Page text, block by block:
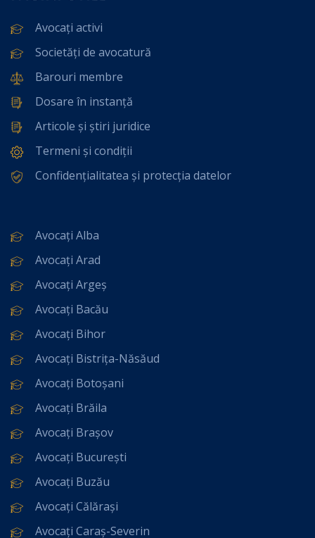
Avocați activi
Societăți de avocatură
Barouri membre
Dosare în instanță
Articole și știri juridice
Termeni și condiții
Confidențialitatea și protecția datelor
Avocați Alba
Avocați Arad
Avocați Argeș
Avocați Bacău
Avocați Bihor
Avocați Bistrița-Năsăud
Avocați Botoșani
Avocați Brăila
Avocați Brașov
Avocați București
Avocați Buzău
Avocați Călărași
Avocați Caraș-Severin